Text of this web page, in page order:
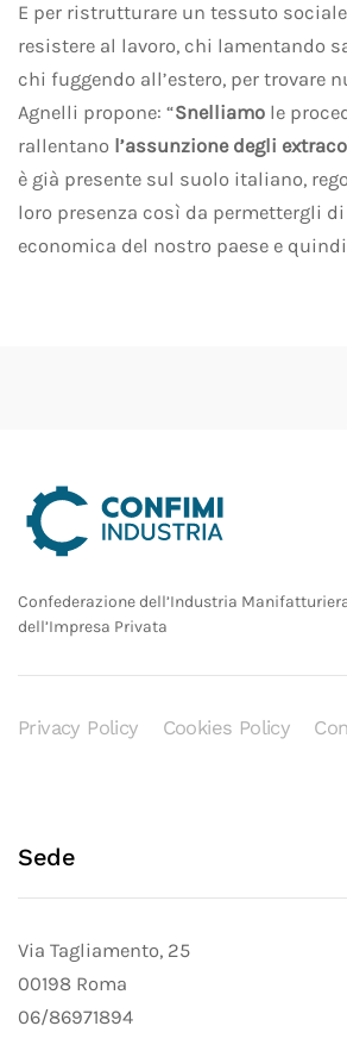
E per ristrutturare un tessuto
resistere al lavoro, chi lamentando
chi fuggendo all’estero, per trovare
Agnelli propone: “Snelliamo le
rallentano l’assunzione degli
è già presente sul suolo italiano,
loro presenza così da permettergli
economica del nostro paese e
Confederazione dell’Industria
dell’Impresa Privata
Privacy Policy Cookies Policy
Sede
Via Tagliamento, 25
00198 Roma
06/86971894